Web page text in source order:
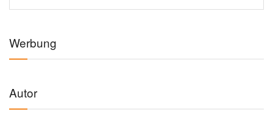
Werbung
Autor